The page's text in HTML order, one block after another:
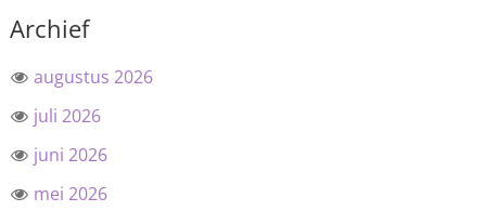
Archief
augustus 2026
juli 2026
juni 2026
mei 2026